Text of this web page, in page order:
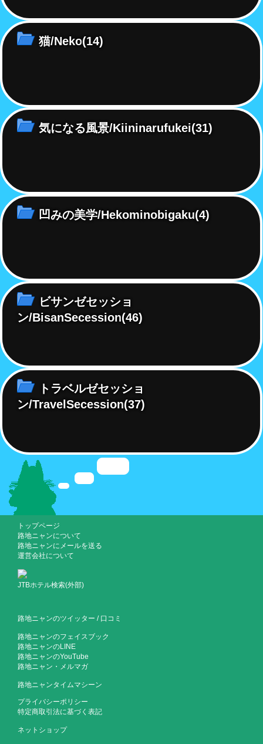
猫/Neko(14)
気になる風景/Kiininarufukei(31)
凹みの美学/Hekominobigaku(4)
ビサンゼセッショ
ン/BisanSecession(46)
トラベルゼセッショ
ン/TravelSecession(37)
トップページ
路地ニャンについて
路地ニャンにメールを送る
運営会社について
JTBホテル検索(外部)
路地ニャンのツイッター / 口コミ
路地ニャンのフェイスブック
路地ニャンのLINE
路地ニャンのYouTube
路地ニャン・メルマガ
路地ニャンタイムマシーン
プライバシーポリシー
特定商取引法に基づく表記
ネットショップ